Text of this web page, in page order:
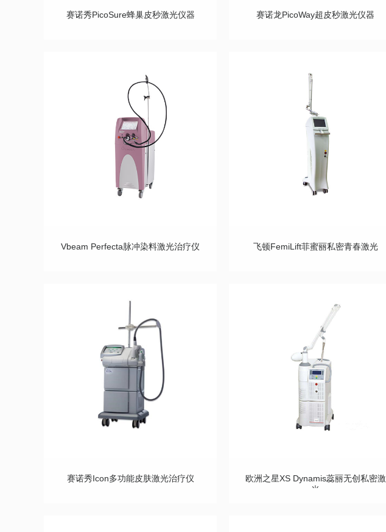
赛诺秀PicoSure蜂巢皮秒激光仪器 赛诺龙PicoWay超皮秒激光仪器
Vbeam Perfecta脉冲染料激光治疗仪 飞顿FemiLift菲蜜丽私密青春激光
赛诺秀Icon多功能皮肤激光治疗仪
欧洲之星XS Dynamis蕊丽无创私密激
光